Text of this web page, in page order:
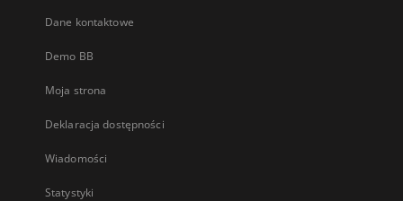
Dane kontaktowe
Demo BB
Moja strona
Deklaracja dostępności
Wiadomości
Statystyki